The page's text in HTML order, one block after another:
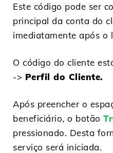
Este código pode ser
principal da conta do
imediatamente após o
O código do cliente
-> Perfil do Cliente.
Após preencher o
beneficiário, o botão
pressionado. Desta
serviço será iniciada.